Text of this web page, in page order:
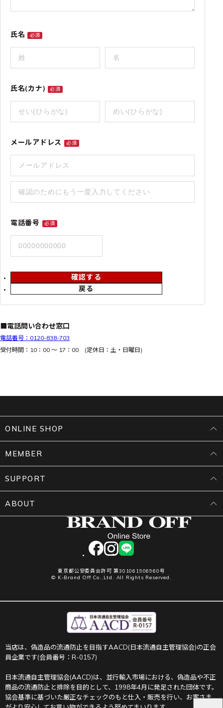
氏名 必須
氏名(カナ) 必須
メールアドレス 必須
電話番号 必須
戻る
確認する
■電話問い合わせ窓口
電話番号：0120-838-703
受付時間：10：00 ～ 17：00 (定休日：土・日曜日)
facebookinstagram
LINE
東京都公安委員会許可 第301061906960号
© K-Brand Off Co.,Ltd. All Rights Reserved.
ONLINE SHOP
MEMBER
SUPPORT
ABOUT
当店は、偽造品の流通防止を目指すAACD(日本流通自主管理協会)の正会
員企業です(会員番号：R-0157)
日本流通自主管理協会(AACD)は、並行輸入市場における、偽造品や不正
商品の流通防止と排除を目的として、1998年4月に発足された団体です。
協会基準に基づいた厳正なチェックのもと仕入・販売を行い、お客さま